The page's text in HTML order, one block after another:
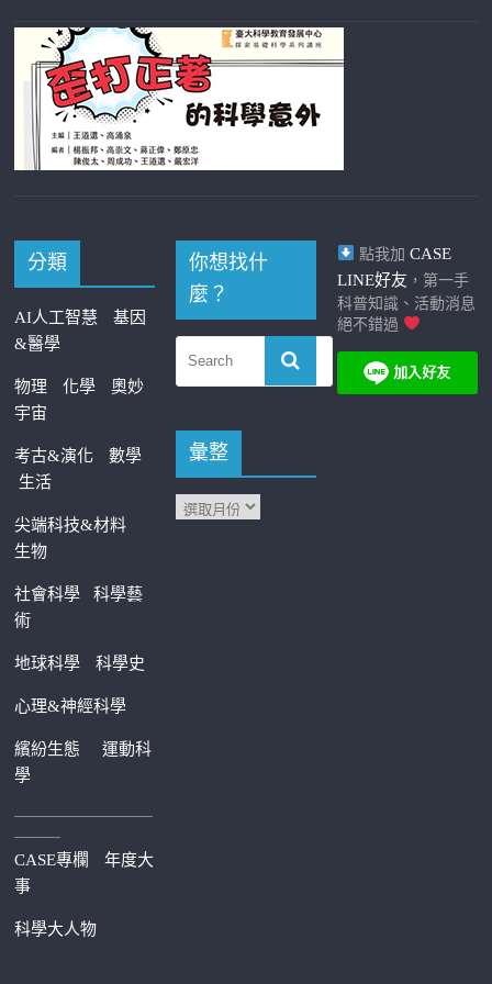
分類
AI人工智慧
基因
&醫學
物理 化學
奧妙
宇宙
考古&演化
數學
生活
尖端科技&材料
生物
社會科學科學藝
術
地球科學 科學史
心理&神經科學
繽紛生態運動科
學
—————————
———
CASE專欄
年度大
事
科學大人物
你想找什
麼？
彙整
點我加 CASE
LINE好友 ，第一手
科普知識、活動消息
絕不錯過